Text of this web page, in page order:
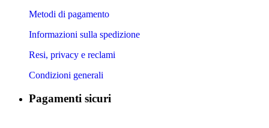
Metodi di pagamento
Informazioni sulla spedizione
Resi, privacy e reclami
Condizioni generali
Pagamenti sicuri